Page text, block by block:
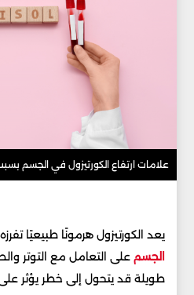
علامات ارتفاع الكورتيزول في الجسم بسبب
يعد الكورتيزول هرمونًا طبيعيًا
الجسم على التعامل مع التوتر
طويلة قد يتحول إلى خطر يؤثر